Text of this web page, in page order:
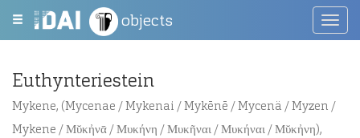
objects
Euthynteriestein
Mykene, (Mycenae / Mykenai / Mykēnē / Mycenä / Myzen /
Mykene / Μῠκἠνᾱ / Μυκήνη / Μυκῆναι / Μυκήναι / Μῠκἠνη),